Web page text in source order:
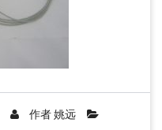
作者姚远